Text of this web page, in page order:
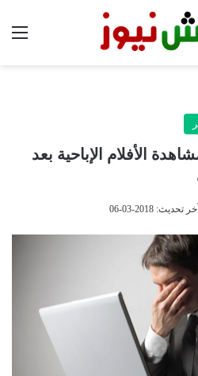
الأفلام الإباحية بعد
آخر تحديث: 2018-03-06